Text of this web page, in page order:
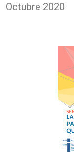
Octubre 2020